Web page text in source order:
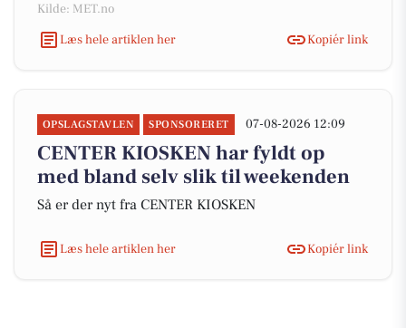
Kilde: MET.no
Læs hele artiklen her
Kopiér link
OPSLAGSTAVLEN SPONSORERET 07-08-2026 12:09
CENTER KIOSKEN har fyldt op
med bland selv slik til weekenden
Så er der nyt fra CENTER KIOSKEN
Læs hele artiklen her Kopiér link